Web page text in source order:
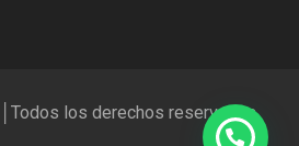
│Todos los derechos reservados.